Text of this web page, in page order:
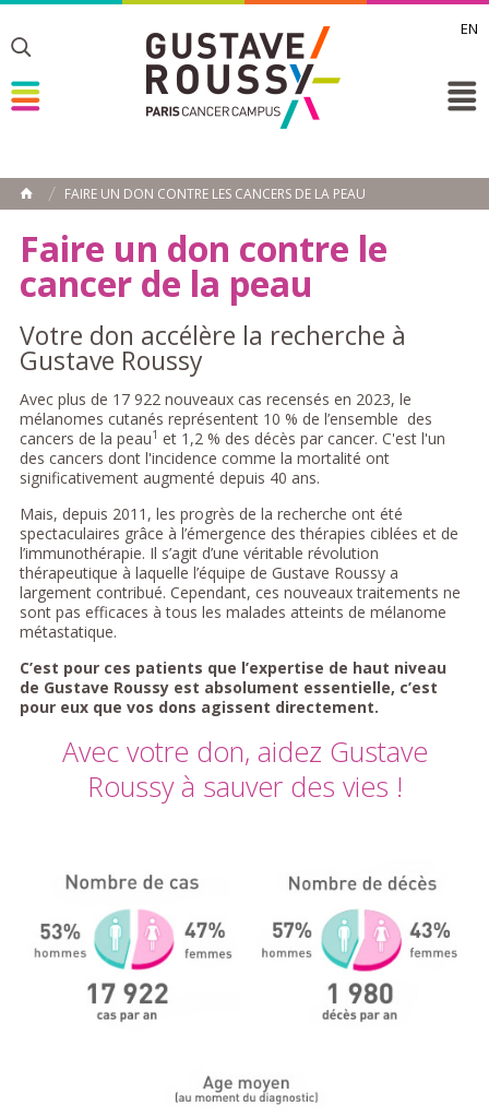
EN
Toggle
Toggle
ACCUEIL
FAIRE UN DON CONTRE LES CANCERS DE LA PEAU
Faire un don contre le
cancer de la peau
Votre don accélère la recherche à
Gustave Roussy
Avec plus de 17 922 nouveaux cas recensés en 2023, le
mélanomes cutanés représentent 10 % de l’ensemble des
cancers de la peau1 et 1,2 % des décès par cancer. C'est l'un
des cancers dont l'incidence comme la mortalité ont
significativement augmenté depuis 40 ans.
Mais, depuis 2011, les progrès de la recherche ont été
spectaculaires grâce à l’émergence des thérapies ciblées et de
l’immunothérapie. Il s’agit d’une véritable révolution
thérapeutique à laquelle l’équipe de Gustave Roussy a
largement contribué. Cependant, ces nouveaux traitements ne
sont pas efficaces à tous les malades atteints de mélanome
métastatique.
C’est pour ces patients que l’expertise de haut niveau
de Gustave Roussy est absolument essentielle, c’est
pour eux que vos dons agissent directement.
Avec votre don, aidez Gustave
Roussy à sauver des vies !